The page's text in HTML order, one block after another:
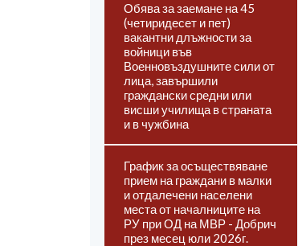
Обява за заемане на 45
(четиридесет и пет)
вакантни длъжности за
войници във
Военновъздушните сили от
лица, завършили
граждански средни или
висши училища в страната
и в чужбина
График за осъществяване
прием на граждани в малки
и отдалечени населени
места от началниците на
РУ при ОД на МВР - Добрич
през месец юли 2026г.